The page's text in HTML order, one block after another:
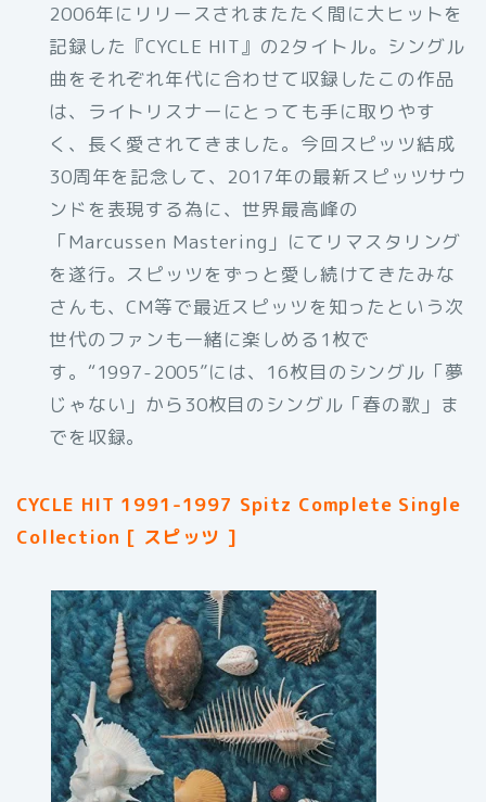
2006年にリリースされまたたく間に大ヒットを
記録した『CYCLE HIT』の2タイトル。シングル
曲をそれぞれ年代に合わせて収録したこの作品
は、ライトリスナーにとっても手に取りやす
く、長く愛されてきました。今回スピッツ結成
30周年を記念して、2017年の最新スピッツサウ
ンドを表現する為に、世界最高峰の
「Marcussen Mastering」にてリマスタリング
を遂行。スピッツをずっと愛し続けてきたみな
さんも、CM等で最近スピッツを知ったという次
世代のファンも一緒に楽しめる1枚で
す。“1997-2005”には、16枚目のシングル「夢
じゃない」から30枚目のシングル「春の歌」ま
でを収録。
CYCLE HIT 1991-1997 Spitz Complete Single
Collection [ スピッツ ]